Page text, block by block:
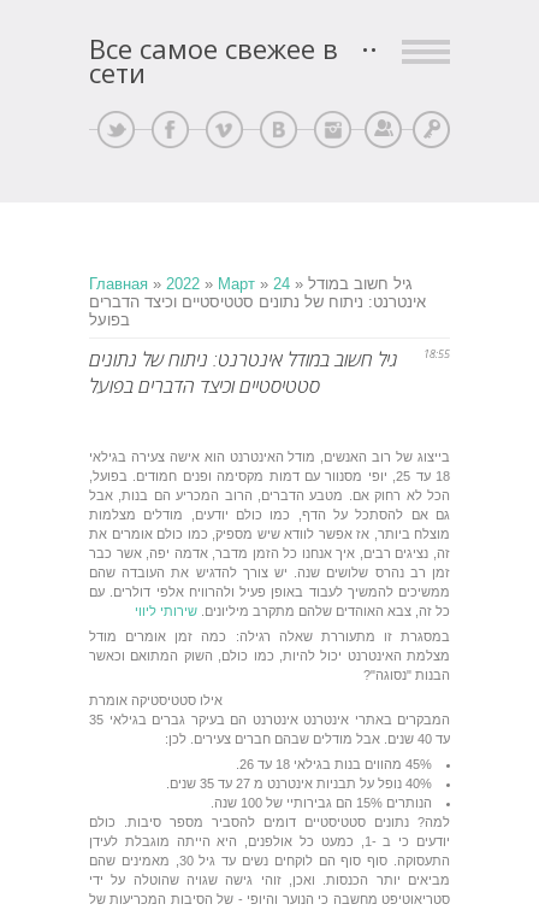
Все самое свежее в
сети
Регистрация
Главная » 2022 » Март » 24 » גיל חשוב במודל
אינטרנט: ניתוח של נתונים סטטיסטיים וכיצד הדברים
בפועל
18:55
גיל חשוב במודל אינטרנט: ניתוח של נתונים
סטטיסטיים וכיצד הדברים בפועל
בייצוג של רוב האנשים, מודל האינטרנט הוא אישה צעירה בגילאי
18 עד 25, יופי מסנוור עם דמות מקסימה ופנים חמודים. בפועל,
הכל לא רחוק אם. מטבע הדברים, הרוב המכריע הם בנות, אבל
גם אם להסתכל על הדף, כמו כולם יודעים, מודלים מצלמות
מוצלח ביותר, אז אפשר לוודא שיש מספיק, כמו כולם אומרים את
זה, נציגים רבים, איך אנחנו כל הזמן מדבר, אדמה יפה, אשר כבר
זמן רב נהרס שלושים שנה. יש צורך להדגיש את העובדה שהם
ממשיכים להמשיך לעבוד באופן פעיל ולהרוויח אלפי דולרים. עם
כל זה, צבא האוהדים שלהם מתקרב מיליונים. שירותי ליווי
במסגרת זו מתעוררת שאלה רגילה: כמה זמן אומרים מודל
מצלמת האינטרנט יכול להיות, כמו כולם, השוק המתואם וכאשר
הבנות "נסוגה"?
אילו סטטיסטיקה אומרת
המבקרים באתרי אינטרנט אינטרנט הם בעיקר גברים בגילאי 35
עד 40 שנים. אבל מודלים שבהם חברים צעירים. לכן:
45% מהווים בנות בגילאי 18 עד 26.
40% נופל על תבניות אינטרנט מ 27 עד 35 שנים.
הנותרים 15% הם גבירותיי של 100 שנה.
למה? נתונים סטטיסטיים דומים להסביר מספר סיבות. כולם
יודעים כי ב -1, כמעט כל אולפנים, היא הייתה מוגבלת לעידן
התעסוקה. סוף סוף הם לוקחים נשים עד גיל 30, מאמינים שהם
מביאים יותר הכנסות. ואכן, זוהי גישה שגויה שהוטלה על ידי
סטריאוטיפט מחשבה כי הנוער והיופי - של הסיבות המכריעות של